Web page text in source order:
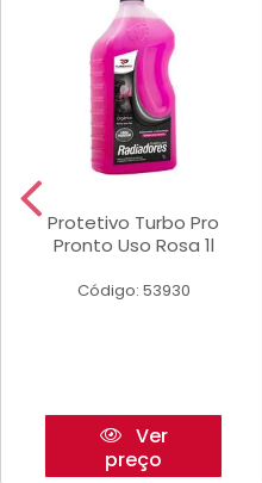
Protetivo Turbo Pro
Pronto Uso Rosa 1l
Código: 53930
Ver
preço